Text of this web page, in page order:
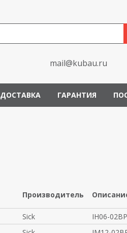
mail@kubau.ru
ДОСТАВКА ГАРАНТИЯ
Производитель
Sick IH06-